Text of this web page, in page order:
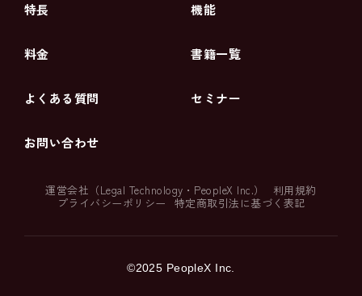
特長 機能
料金 書籍一覧
よくある質問 セミナー
お問い合わせ
運営会社（Legal Technology ・ PeopleX Inc.）
利用規約
プライバシーポリシー
特定商取引法に基づく表記
©2025 PeopleX Inc.